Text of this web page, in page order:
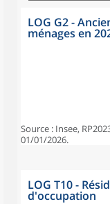
LOG G2 -
ménages en
Source : Insee,
01/01/2026.
LOG T10 -
d'occupation